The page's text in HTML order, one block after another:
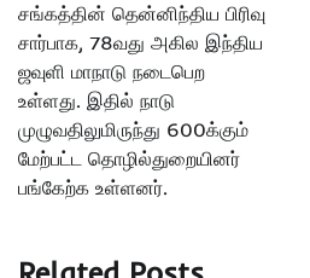
சங்கத்தின் தென்னிந்திய பிரிவு
சார்பாக, 78வது அகில இந்திய
ஜவுளி மாநாடு நடைபெற
உள்ளது. இதில் நாடு
முழுவதிலுமிருந்து 600க்கும்
மேற்பட்ட தொழில்துறையினர்
பங்கேற்க உள்ளனர்.